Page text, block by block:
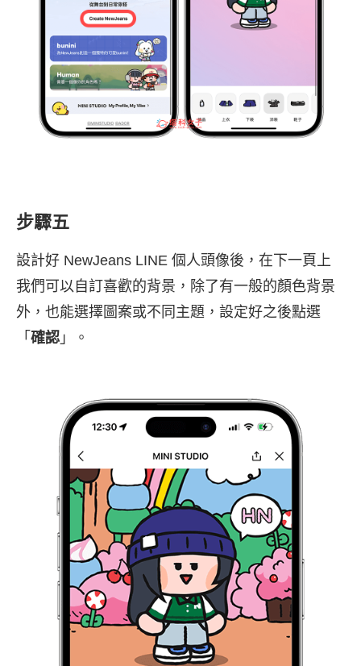
步驟五
設計好 NewJeans LINE 個人頭像後，在下一頁上
我們可以自訂喜歡的背景，除了有一般的顏色背景
外，也能選擇圖案或不同主題，設定好之後點選
「 確認 」。